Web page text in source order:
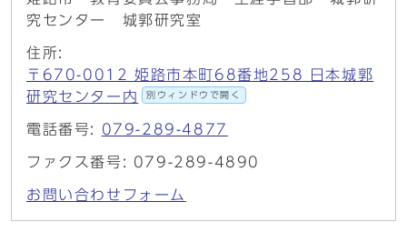
究センター 城郭研究室
住所:
〒670-0012 姫路市本町68番地258 日本城郭
研究センター内
別ウィンドウで開く
電話番号: 079-289-4877
ファクス番号: 079-289-4890
お問い合わせフォーム